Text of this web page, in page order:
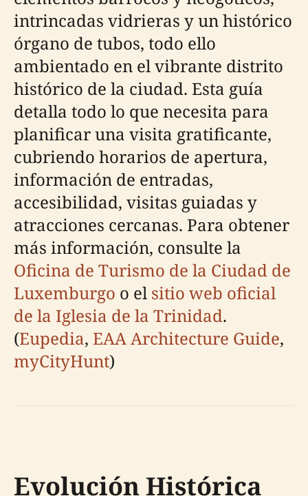
intrincadas vidrieras y un histórico
órgano de tubos, todo ello
ambientado en el vibrante distrito
histórico de la ciudad. Esta guía
detalla todo lo que necesita para
planificar una visita gratificante,
cubriendo horarios de apertura,
información de entradas,
accesibilidad, visitas guiadas y
atracciones cercanas. Para obtener
más información, consulte la
Oficina de Turismo de la Ciudad de
Luxemburgo o elsitio web oficial
de la Iglesia de la Trinidad.
(Eupedia, EAA Architecture Guide,
myCityHunt)
Evolución Histórica